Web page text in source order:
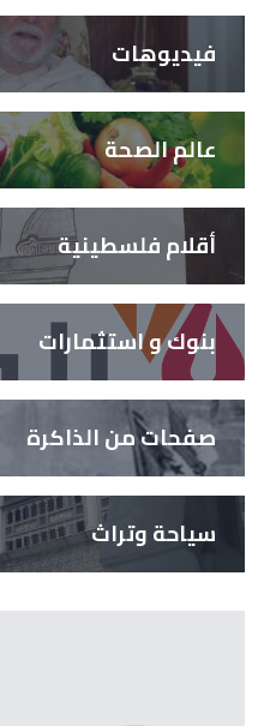
فيديوهات
عالم الصحة
أقلام فلسطينية
بنوك و استثمارات
صفحات من الذاكرة
سياحة وتراث